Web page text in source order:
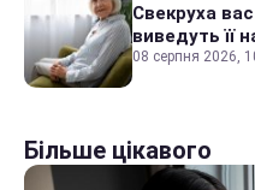
Свекруха
виведуть її
08 серпня 2026,
Більше цікавого